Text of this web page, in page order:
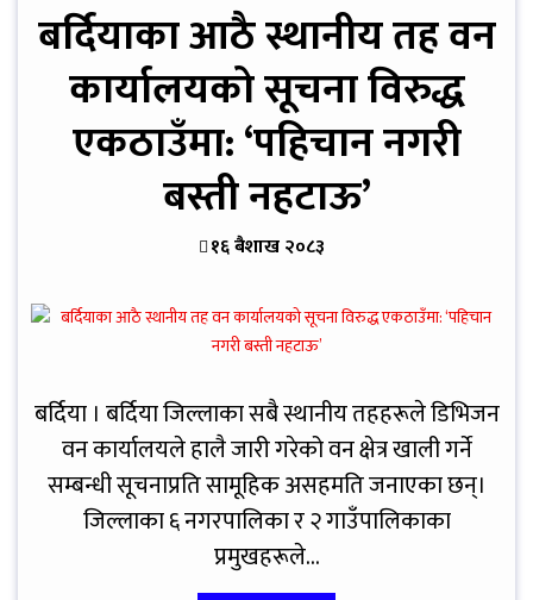
बर्दियाका आठै स्थानीय तह वन
कार्यालयको सूचना विरुद्ध
एकठाउँमा: ‘पहिचान नगरी
बस्ती नहटाऊ’
१६ बैशाख २०८३
बर्दिया । बर्दिया जिल्लाका सबै स्थानीय तहहरूले डिभिजन
वन कार्यालयले हालै जारी गरेको वन क्षेत्र खाली गर्ने
सम्बन्धी सूचनाप्रति सामूहिक असहमति जनाएका छन्।
जिल्लाका ६ नगरपालिका र २ गाउँपालिकाका
प्रमुखहरूले...